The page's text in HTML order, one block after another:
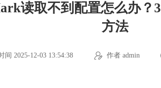
读取不到配置怎么办
方法
间 2025-12-03 13:54:38 作者 admin